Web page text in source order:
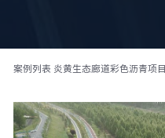
案例列表 炎黄生态廊道彩色沥青项目